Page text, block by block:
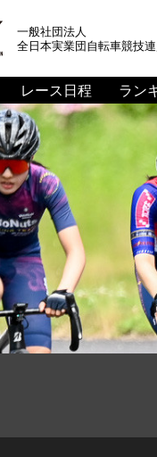
一般社団法人
全日本実業団自転車競技
レース日程 ラン